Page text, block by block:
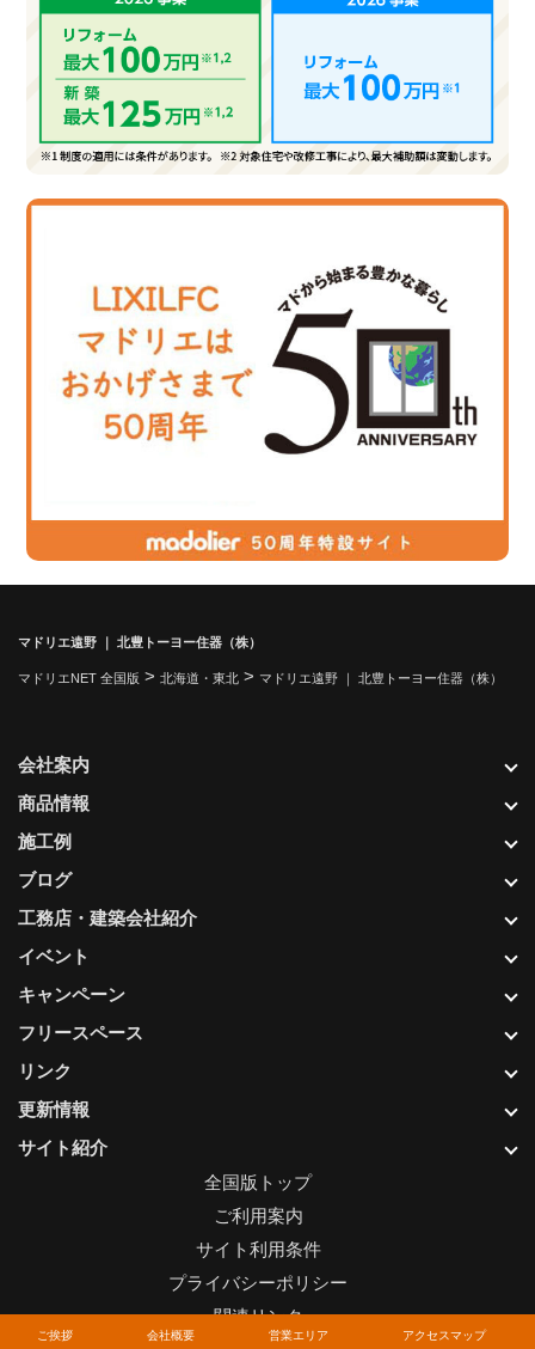
ご挨拶 会社概要 営業エリア アクセスマップ
マドリエ遠野 ｜ 北豊トーヨー住器（株）
マドリエNET 全国版 > 北海道・東北 > マドリエ遠野 ｜ 北豊トーヨー住器（株）
更新情報
サイト紹介
会社案内
商品情報
施工例
ブログ
工務店・建築会社紹介
イベント
キャンペーン
フリースペース
リンク
全国版トップ
ご利用案内
サイト利用条件
プライバシーポリシー
関連リンク